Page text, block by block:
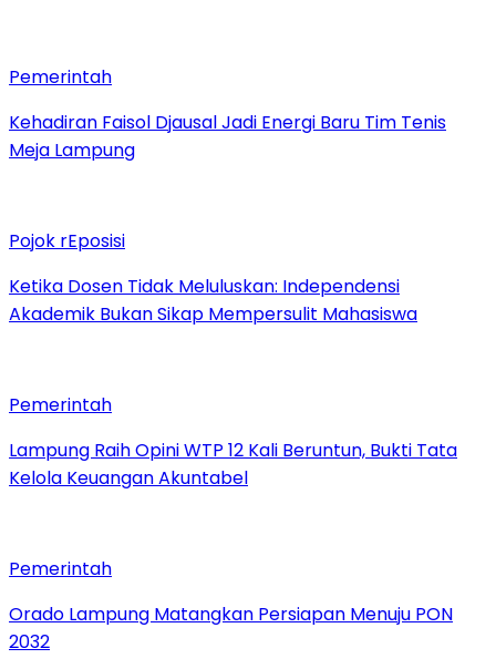
Pemerintah
Kehadiran Faisol Djausal Jadi Energi Baru Tim Tenis
Meja Lampung
Pojok rEposisi
Ketika Dosen Tidak Meluluskan: Independensi
Akademik Bukan Sikap Mempersulit Mahasiswa
Pemerintah
Lampung Raih Opini WTP 12 Kali Beruntun, Bukti Tata
Kelola Keuangan Akuntabel
Pemerintah
Orado Lampung Matangkan Persiapan Menuju PON
2032